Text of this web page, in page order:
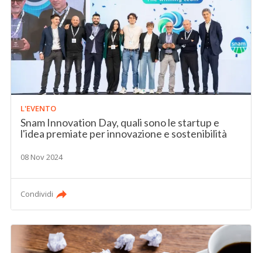
L'EVENTO
Snam Innovation Day, quali sono le startup e
l'idea premiate per innovazione e sostenibilità
08 Nov 2024
Condividi